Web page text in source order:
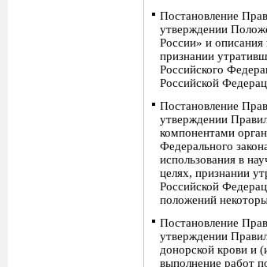
Постановление
утверждении
России» и
признании
Российского
Российской
Постановление
утверждении
компонентами
Федерального
использования в
целях, признании
Российской
положений
Постановление
утверждении
донорской крови и
выполнение работ